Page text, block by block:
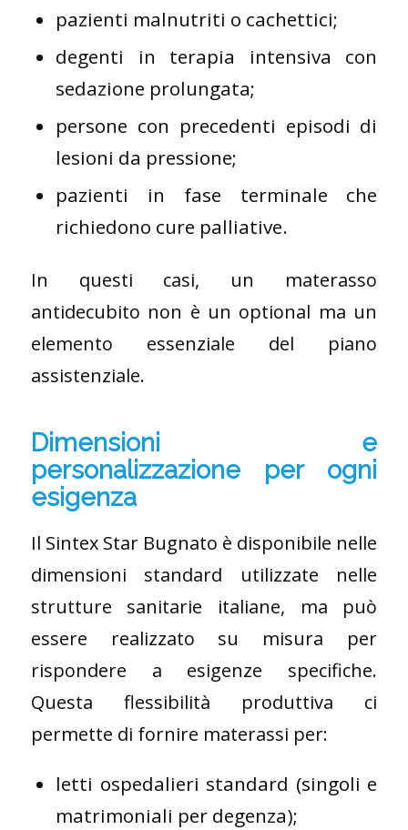
pazienti malnutriti o cachettici;
degenti in terapia intensiva con
sedazione prolungata;
persone con precedenti episodi di
lesioni da pressione;
pazienti in fase terminale che
richiedono cure palliative.
In questi casi, un materasso
antidecubito non è un optional ma un
elemento essenziale del piano
assistenziale.
Dimensioni e
personalizzazione per ogni
esigenza
Il Sintex Star Bugnato è disponibile nelle
dimensioni standard utilizzate nelle
strutture sanitarie italiane, ma può
essere realizzato su misura per
rispondere a esigenze specifiche.
Questa flessibilità produttiva ci
permette di fornire materassi per:
letti ospedalieri standard (singoli e
matrimoniali per degenza);